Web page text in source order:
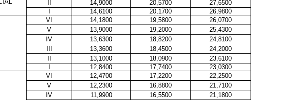
14,9000 20,5700
27,6500
14,6100 20,1700
26,9800
VI
14,1800 19,5800
26,0700
V
13,9000 19,2000
25,4300
IV
13,6300 18,8200
24,8100
13,3600 18,4500
24,2000
13,1000 18,0900
23,6100
12,8400 17,7400
23,0300
VI
12,4700 17,2200
22,2500
V
12,2300 16,8800
21,7100
IV
11,9900 16,5500
21,1800